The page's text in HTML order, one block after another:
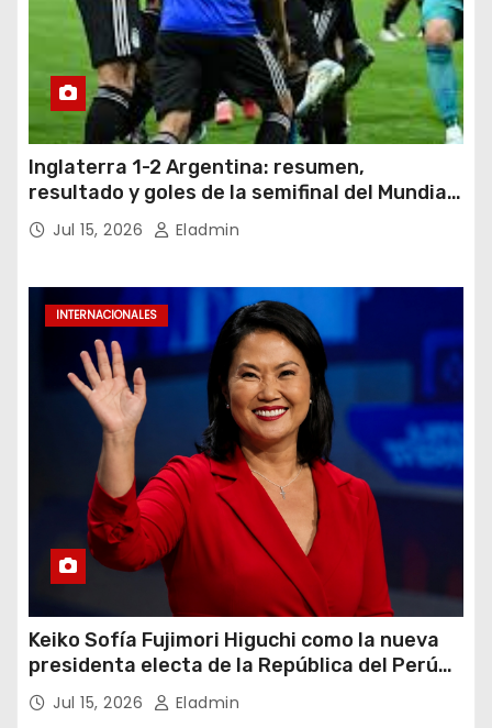
Inglaterra 1-2 Argentina: resumen,
resultado y goles de la semifinal del Mundial
2026Jul 15, 2026 Eladmin
INTERNACIONALES
Keiko Sofía Fujimori Higuchi como la nueva
presidenta electa de la República del Perú
para el periodo constitucional 2026-2031
Jul 15, 2026 Eladmin